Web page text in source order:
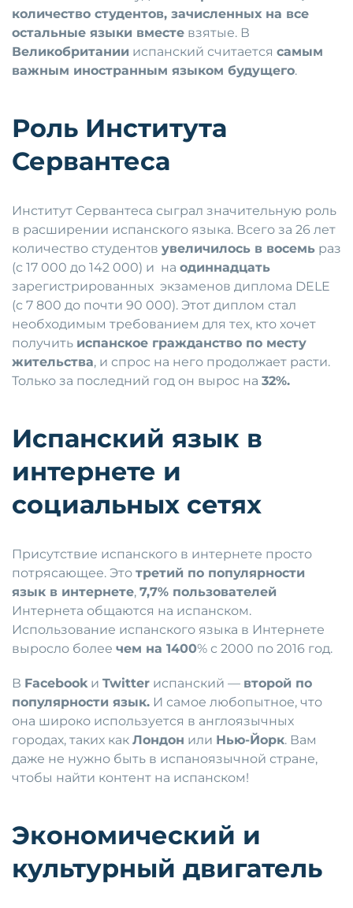
количество студентов, зачисленных на все
остальные языки вместе взятые. В
Великобритании испанский считается самым
важным иностранным языком будущего.
Роль Института
Сервантеса
Институт Сервантеса сыграл значительную роль
в расширении испанского языка. Всего за 26 лет
количество студентов увеличилось в восемь раз
(с 17 000 до 142 000) и на одиннадцать
зарегистрированных экзаменов диплома DELE
(с 7 800 до почти 90 000). Этот диплом стал
необходимым требованием для тех, кто хочет
получить испанское гражданство по месту
жительства, и спрос на него продолжает расти.
Только за последний год он вырос на 32%.
Испанский язык в
интернете и
социальных сетях
Присутствие испанского в интернете просто
потрясающее. Это третий по популярности
язык в интернете, 7,7% пользователей
Интернета общаются на испанском.
Использование испанского языка в Интернете
выросло более чем на 1400% с 2000 по 2016 год.
В Facebookи Twitter испанский — второй по
популярности язык. И самое любопытное, что
она широко используется в англоязычных
городах, таких как Лондон или Нью-Йорк. Вам
даже не нужно быть в испаноязычной стране,
чтобы найти контент на испанском!
Экономический и
культурный двигатель